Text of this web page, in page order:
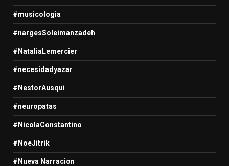
#musicologia
#nargesSoleimanzadeh
#NataliaLemercier
#necesidadyazar
#NestorAusqui
#neuropatas
#NicolaConstantino
#NoeJitrik
#Nueva Narracion